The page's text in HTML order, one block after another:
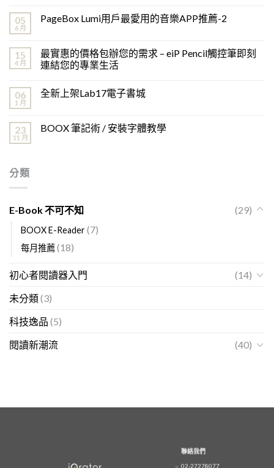
05
6 月
PageBox Lumi用戶最愛用的音樂APP推薦-2
15
4 月
最實惠的價格包辦您的需求 – eiP Pencil觸控筆即刻
連結您的專業生活
06
1 月
全新上架Lab17電子書城
23
11 月
BOOX 筆記術 / 安裝字體教學
分類
E-Book 不可不知 (29)
BOOX E-Reader(7)
每月推薦(18)
初心者閱讀器入門
(14)
未分類(3)
科技逸品 (5)
閱讀新潮流
(40)
聯絡我們
02-27278077